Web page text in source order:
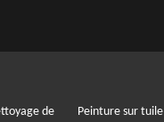
de
Peinture sur tuile